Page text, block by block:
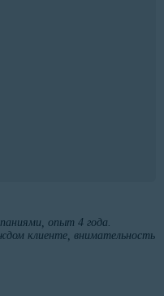
опыт 4 года.
клиенте, внимательность